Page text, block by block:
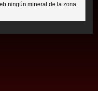
ningún mineral de la zona